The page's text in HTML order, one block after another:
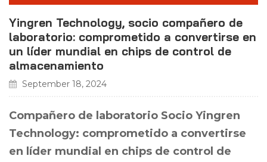
Yingren Technology, socio compañero de
laboratorio: comprometido a convertirse en
un líder mundial en chips de control de
almacenamiento
September 18, 2024
Compañero de laboratorio Socio Yingren
Technology: comprometido a convertirse
en líder mundial en chips de control de